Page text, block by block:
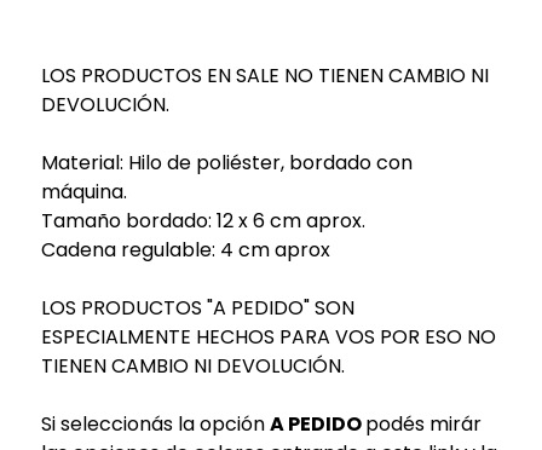
LOS PRODUCTOS EN SALE NO TIENEN CAMBIO NI
DEVOLUCIÓN.
Material: Hilo de poliéster, bordado con
máquina.
Tamaño bordado: 12 x 6 cm aprox.
Cadena regulable: 4 cm aprox
LOS PRODUCTOS "A PEDIDO" SON
ESPECIALMENTE HECHOS PARA VOS POR ESO NO
TIENEN CAMBIO NI DEVOLUCIÓN.
Si seleccionás la opciónA PEDIDOpodés mirár